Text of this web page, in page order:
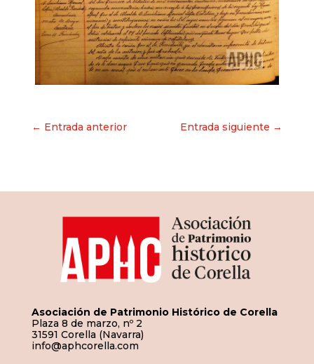
Navegación
← Entrada anterior Entrada siguiente →
Asociación de Patrimonio Histórico de Corella
Plaza 8 de marzo, nº 2
31591 Corella (Navarra)
info@aphcorella.com